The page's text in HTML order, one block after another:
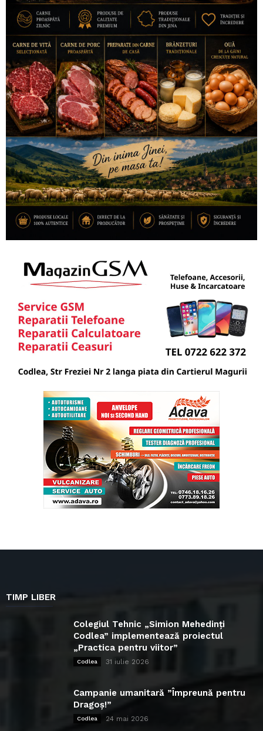
TIMP LIBER
Colegiul Tehnic „Simion Mehedinți
Codlea” implementează proiectul
„Practica pentru viitor”
Codlea 31 iulie 2026
Campanie umanitară ”Împreună pentru
Dragoș!”
Codlea 24 mai 2026